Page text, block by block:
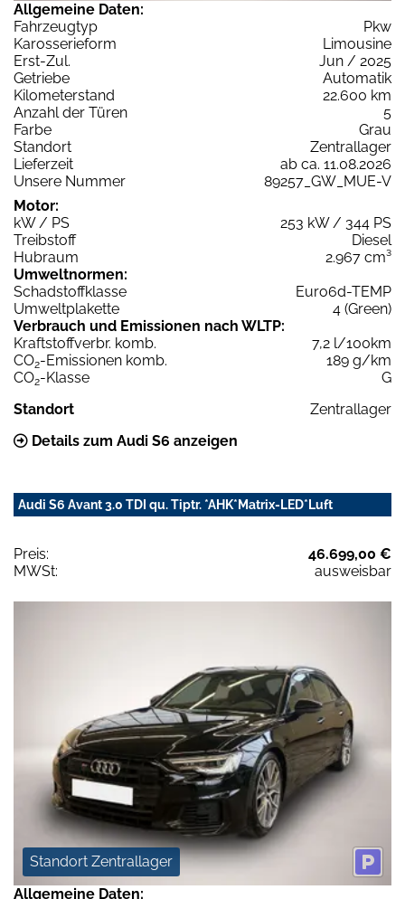
Allgemeine Daten:
Fahrzeugtyp
Pkw
Karosserieform
Limousine
Erst-Zul.
Jun / 2025
Getriebe
Automatik
Kilometerstand
22.600 km
Anzahl der Türen
5
Farbe
Grau
Standort
Zentrallager
Lieferzeit
ab ca. 11.08.2026
Unsere Nummer
89257_GW_MUE-V
Motor:
kW / PS
253 kW / 344 PS
Treibstoff
Diesel
Hubraum
2.967 cm³
Umweltnormen:
Schadstoffklasse
Euro6d-TEMP
Umweltplakette
4 (Green)
Verbrauch und Emissionen nach WLTP:
Kraftstoffverbr. komb.
7,2 l/100km
CO2-Emissionen komb.
189 g/km
CO2-Klasse
G
Standort
Zentrallager
Details zum Audi S6 anzeigen
Audi S6 Avant 3.0 TDI qu. Tiptr. *AHK*Matrix-LED*Luft
Preis:
46.699,00 €
MWSt:
ausweisbar
Standort Zentrallager
Allgemeine Daten: